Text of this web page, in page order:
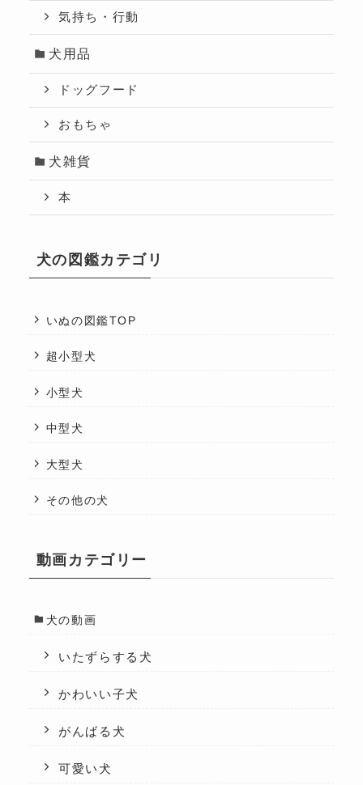
気持ち・行動
犬用品
ドッグフード
おもちゃ
犬雑貨
本
犬の図鑑カテゴリ
いぬの図鑑TOP
超小型犬
小型犬
中型犬
大型犬
その他の犬
動画カテゴリー
犬の動画
いたずらする犬
かわいい子犬
がんばる犬
可愛い犬